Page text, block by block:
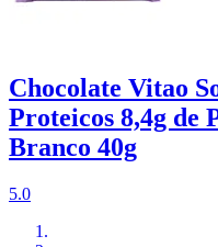
Chocolate Vitao
Proteicos 8,4g de
Branco 40g
5.0